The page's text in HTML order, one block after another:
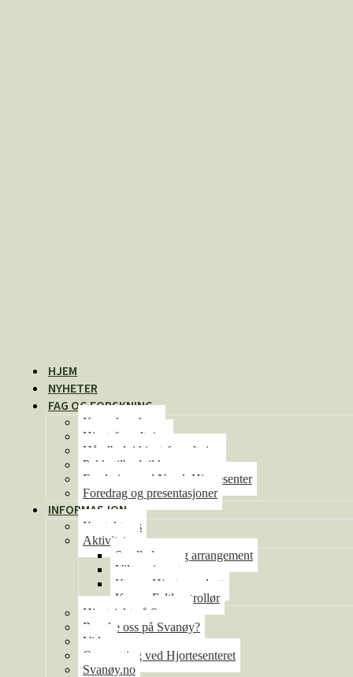
HJEM
NYHETER
FAG OG FORSKNING
Kunnskapsbase
Hjorteforvaltning
Håndbok i hjorteforvaltning
Pakketilbud til kommunene
Forskning ved Norsk Hjortesenter
Foredrag og presentasjoner
INFORMASJON
Kontakt oss
Aktiviteter
Se alle kurs og arrangement
Viltseminaret
Kurs – Hjorteoppdrett
Kurs – Feltkontrollør
Hjortejakt på Svanøy
Besøke oss på Svanøy?
Video
Overnatting ved Hjortesenteret
Svanøy.no